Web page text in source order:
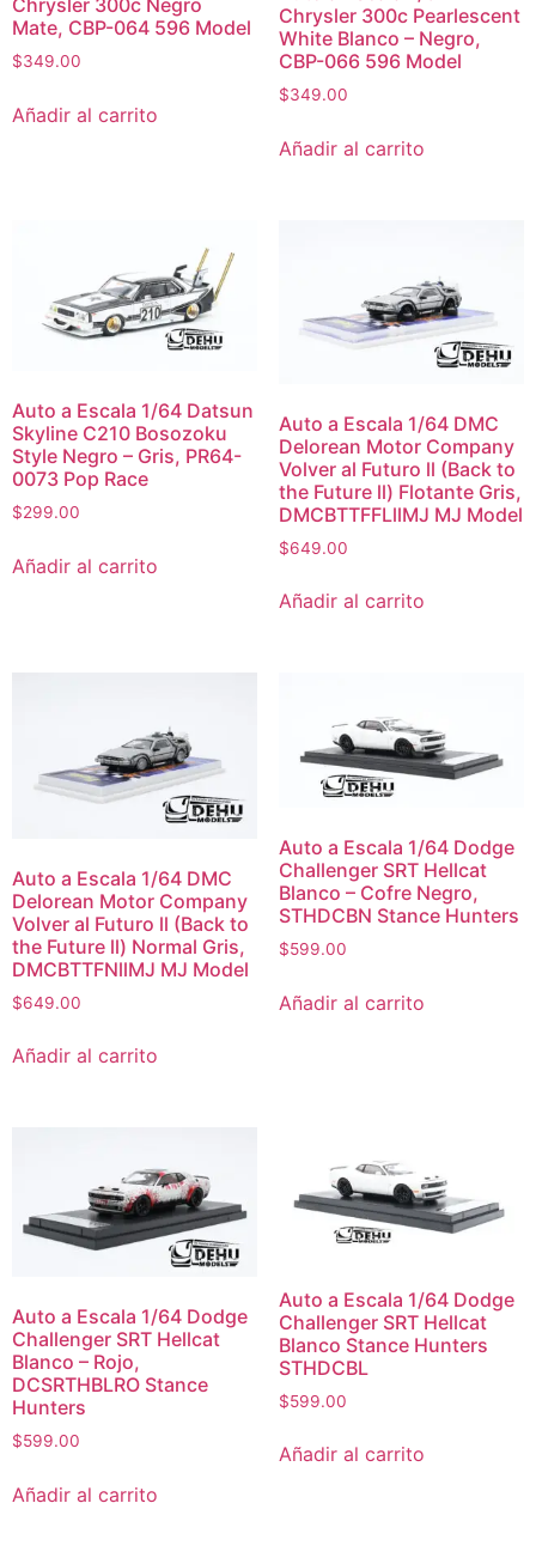
Chrysler 300c Negro
Mate, CBP-064 596 Model
$349.00
Añadir al carrito
Chrysler 300c Pearlescent
White Blanco – Negro,
CBP-066 596 Model
$349.00
Añadir al carrito
Auto a Escala 1/64 Datsun
Skyline C210 Bosozoku
Style Negro – Gris, PR64-
0073 Pop Race
$299.00
Añadir al carrito
Auto a Escala 1/64 DMC
Delorean Motor Company
Volver al Futuro ll (Back to
the Future ll) Flotante Gris,
DMCBTTFFLllMJ MJ Model
$649.00
Añadir al carrito
Auto a Escala 1/64 DMC
Delorean Motor Company
Volver al Futuro ll (Back to
the Future ll) Normal Gris,
DMCBTTFNllMJ MJ Model
$649.00
Añadir al carrito
Auto a Escala 1/64 Dodge
Challenger SRT Hellcat
Blanco – Cofre Negro,
STHDCBN Stance Hunters
$599.00
Añadir al carrito
Auto a Escala 1/64 Dodge
Challenger SRT Hellcat
Blanco – Rojo,
DCSRTHBLRO Stance
Hunters
$599.00
Añadir al carrito
Auto a Escala 1/64 Dodge
Challenger SRT Hellcat
Blanco Stance Hunters
STHDCBL
$599.00
Añadir al carrito